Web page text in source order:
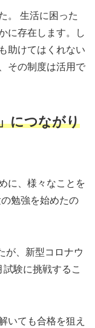
。 生活に困った
に存在します。し
助けてはくれない
その制度は活用で
につながり
に、様々なことを
勉強を始めたの
が、新型コロナウ
験に挑戦するこ
いても合格を狙え